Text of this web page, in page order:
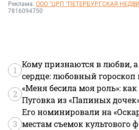
Реклама. ООО "ЦРП "ПЕТЕРБУРГСКАЯ
7816094750
1
Кому признаются в любви,
сердце: любовный гороскоп
2
«Меня бесила моя роль»:
Пуговка из «Папиных
3
Его номинировали на
местам съемок культового